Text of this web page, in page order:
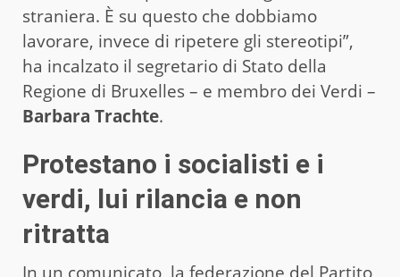
straniera. È su questo che dobbiamo
lavorare, invece di ripetere gli stereotipi”,
ha incalzato il segretario di Stato della
Regione di Bruxelles – e membro dei Verdi –
Barbara Trachte.
Protestano i socialisti e i
verdi, lui rilancia e non
ritratta